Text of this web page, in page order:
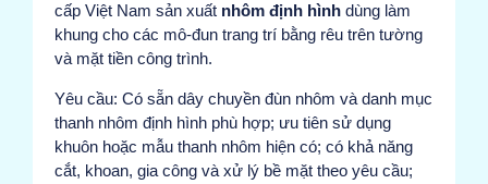
cấp Việt Nam sản xuất nhôm định hình dùng làm
khung cho các mô-đun trang trí bằng rêu trên tường
và mặt tiền công trình.
Yêu cầu: Có sẵn dây chuyền đùn nhôm và danh mục
thanh nhôm định hình phù hợp; ưu tiên sử dụng
khuôn hoặc mẫu thanh nhôm hiện có; có khả năng
cắt, khoan, gia công và xử lý bề mặt theo yêu cầu;